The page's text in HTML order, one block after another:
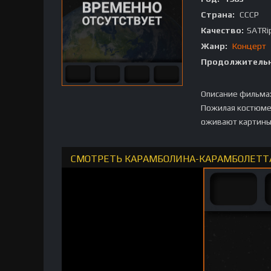
Страна: СССР
Качество:
Жанр: Концерт
Описание фильма:
Пожилая
оживают
СМОТРЕТЬ КАРАМБОЛИНА-